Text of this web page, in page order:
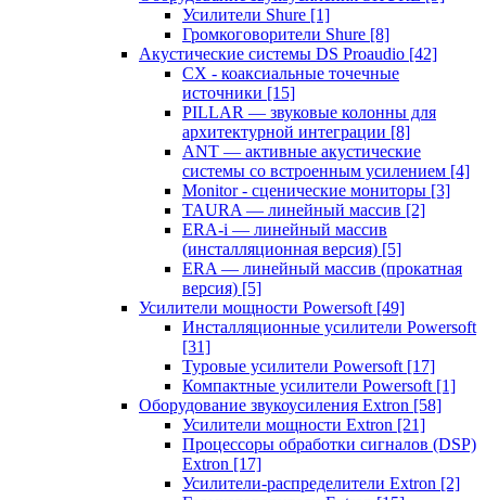
Усилители Shure [1]
Громкоговорители Shure [8]
Акустические системы DS Proaudio [42]
CX - коаксиальные точечные
источники [15]
PILLAR — звуковые колонны для
архитектурной интеграции [8]
ANT — активные акустические
системы со встроенным усилением [4]
Monitor - сценические мониторы [3]
TAURA — линейный массив [2]
ERA-i — линейный массив
(инсталляционная версия) [5]
ERA — линейный массив (прокатная
версия) [5]
Усилители мощности Powersoft [49]
Инсталляционные усилители Powersoft
[31]
Туровые усилители Powersoft [17]
Компактные усилители Powersoft [1]
Оборудование звукоусиления Extron [58]
Усилители мощности Extron [21]
Процессоры обработки сигналов (DSP)
Extron [17]
Усилители-распределители Extron [2]